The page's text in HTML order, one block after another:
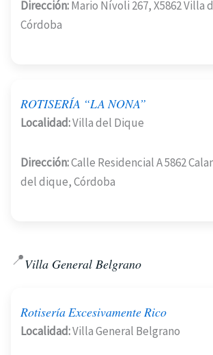
Dirección:Mario Nívoli 267, X5862 Villa
Córdoba
ROTISERÍA “LA NONA”
Localidad:Villa del Dique
Dirección:Calle Residencial A 5862
del dique, Córdoba
📍Villa General Belgrano
Rotisería Excesivamente Rico
Localidad:Villa General Belgrano